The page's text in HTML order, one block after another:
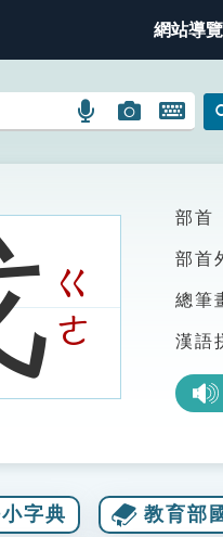
網站導覽
語
搜
圖
圖
搜
開
鍵
圖
ㄍ
ㄜ
部首
部首
總筆
漢語
字典 教育部